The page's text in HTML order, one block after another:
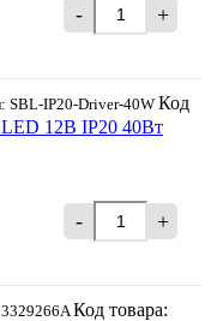
- +
SBL-IP20-Driver-40W Код
12В IP20 40Вт
- +
Код товара: